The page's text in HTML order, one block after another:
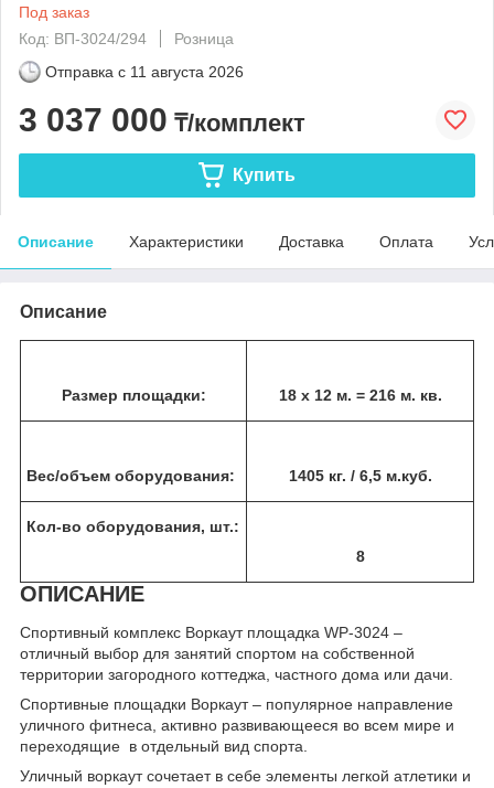
Под заказ
Код: BП-3024/294
Розница
Отправка с 11 августа 2026
3 037 000 ₸/комплект
Купить
Описание Характеристики Доставка Оплата
Описание
Размер площадки: 18 х 12 м. = 216 м. кв.
Вес/объем оборудования: 1405 кг. / 6,5 м.куб.
Кол-во оборудования, шт.:
8
ОПИСАНИЕ
Спортивный комплекс Воркаут площадка WP-3024 –
отличный выбор для занятий спортом на собственной
территории загородного коттеджа, частного дома или дачи.
Спортивные площадки Воркаут – популярное направление
уличного фитнеса, активно развивающееся во всем мире и
переходящие в отдельный вид спорта.
Уличный воркаут сочетает в себе элементы легкой атлетики и